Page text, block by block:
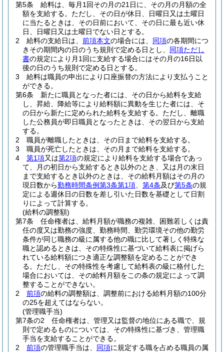
第5条
給料は、毎月1回その月の21日に、その月の月額の全
額を支給する。 ただし、その日が休日、日曜日又は土曜日
に当たるときは、その日前において、その日に最も近い休
日、日曜日又は土曜日でない日とする。
2
給料の支給日は、 前項本文の場合には、 同項の各期間につ
きその期間内の日のうち規則で定める日とし、 同項ただし
書の規定により月1回に支給する場合にはその月の16日以
後の日のうち規則で定める日とする。
3
給料は職員の申出により口座振替の方法により支払うこと
ができる。
第6条
新たに職員となった者には、その日から給料を支給
し、昇給、降給等により給料額に異動を生じた者には、そ
の日から新たに定められた給料を支給する。 ただし、離職
した公務員が即日職員となったときは、その翌日から支給
する。
2
職員が離職したときは、その日まで給料を支給する。
3
職員が死亡したときは、その月まで給料を支給する。
4
第1項又は第2項の規定により給料を支給する場合であっ
て、月の初日から支給するとき以外のとき、又は月の末日
まで支給するとき以外のときは、その給料月額はその月の
現日数から勤務時間条例第3条第1項 第4条及び第5条の規
定による週休日の日数を差し引いた日数を基礎として日割
りによって計算する。
(給料の調整額)
第7条
任命権者は、給料月額が職務の複雑、困難若しくは責
任の度又は勤務の強度、勤務時間、勤労環境その他の勤労
条件が同じ職務の級に属する他の職に比して著しく特殊な
職と認めるときは、その特殊性に基づいて給料表に掲げら
れている給料額につき適正な調整額を定めることができ
る。 ただし、その特殊性を考慮して給料表の級に格付した
場合においては、その給料月額をこの条の規定によって調
整することができない。
2
前項の給料の調整額は、調整前における給料月額の100分
の25を超えてはならない。
(管理職手当)
第7条の2
任命権者は、管理又は監督の地位にある職で、規
則で定めるものについては、その特殊性に基づき、管理職
手当を支給することができる。
2
前項の管理職手当は、 同項に規定する職を占める職員の属